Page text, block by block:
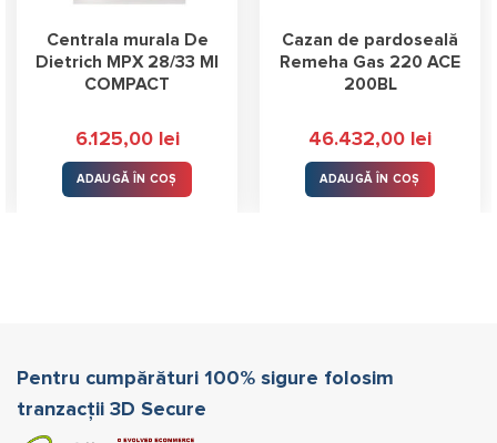
Centrala murala De
Dietrich MPX 28/33 MI
COMPACT
6.125,00 lei
ADAUGĂ ÎN COȘ
Cazan de pardoseală
Remeha Gas 220 ACE
200BL
46.432,00 lei
ADAUGĂ ÎN COȘ
Pentru cumpărături 100% sigure folosim
tranzacții 3D Secure